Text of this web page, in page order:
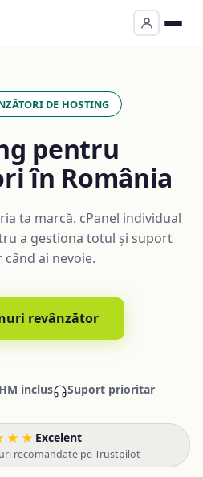
DE HOSTING
pentru
în România
ta marcă. cPanel individual
a gestiona totul și suport
ai nevoie.
revânzător
inclus Suport prioritar
Excelent·
recomandate pe Trustpilot